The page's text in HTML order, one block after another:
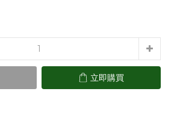
立即購買